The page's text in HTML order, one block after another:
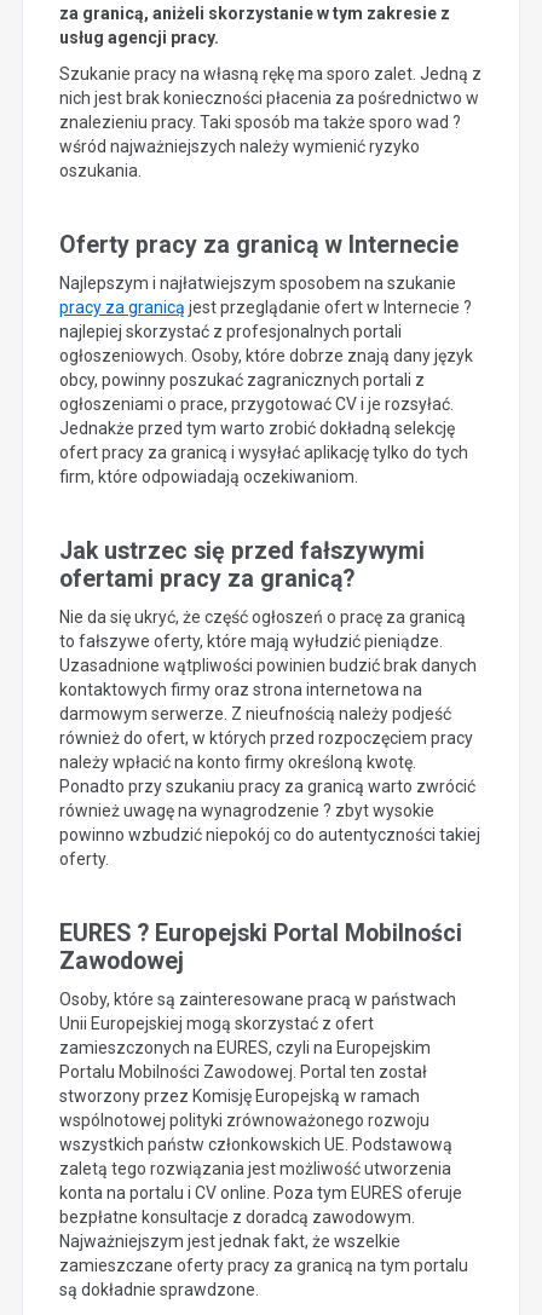
za granicą, aniżeli skorzystanie w tym zakresie z
usług agencji pracy.
Szukanie pracy na własną rękę ma sporo zalet. Jedną z
nich jest brak konieczności płacenia za pośrednictwo w
znalezieniu pracy. Taki sposób ma także sporo wad ?
wśród najważniejszych należy wymienić ryzyko
oszukania.
Oferty pracy za granicą w Internecie
Najlepszym i najłatwiejszym sposobem na szukanie
pracy za granicą jest przeglądanie ofert w Internecie ?
najlepiej skorzystać z profesjonalnych portali
ogłoszeniowych. Osoby, które dobrze znają dany język
obcy, powinny poszukać zagranicznych portali z
ogłoszeniami o prace, przygotować CV i je rozsyłać.
Jednakże przed tym warto zrobić dokładną selekcję
ofert pracy za granicą i wysyłać aplikację tylko do tych
firm, które odpowiadają oczekiwaniom.
Jak ustrzec się przed fałszywymi
ofertami pracy za granicą?
Nie da się ukryć, że część ogłoszeń o pracę za granicą
to fałszywe oferty, które mają wyłudzić pieniądze.
Uzasadnione wątpliwości powinien budzić brak danych
kontaktowych firmy oraz strona internetowa na
darmowym serwerze. Z nieufnością należy podjeść
również do ofert, w których przed rozpoczęciem pracy
należy wpłacić na konto firmy określoną kwotę.
Ponadto przy szukaniu pracy za granicą warto zwrócić
również uwagę na wynagrodzenie ? zbyt wysokie
powinno wzbudzić niepokój co do autentyczności takiej
oferty.
EURES ? Europejski Portal Mobilności
Zawodowej
Osoby, które są zainteresowane pracą w państwach
Unii Europejskiej mogą skorzystać z ofert
zamieszczonych na EURES, czyli na Europejskim
Portalu Mobilności Zawodowej. Portal ten został
stworzony przez Komisję Europejską w ramach
wspólnotowej polityki zrównoważonego rozwoju
wszystkich państw członkowskich UE. Podstawową
zaletą tego rozwiązania jest możliwość utworzenia
konta na portalu i CV online. Poza tym EURES oferuje
bezpłatne konsultacje z doradcą zawodowym.
Najważniejszym jest jednak fakt, że wszelkie
zamieszczane oferty pracy za granicą na tym portalu
są dokładnie sprawdzone.